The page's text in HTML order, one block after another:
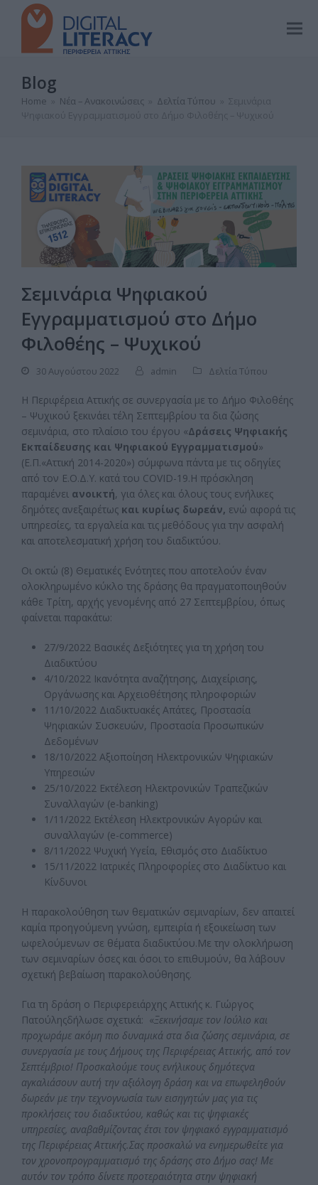
Blog
Home Νέα – Ανακοινώσεις Δελτία Τύπου
Σεμινάρια Ψηφιακού
Εγγραμματισμού στο Δήμο
Φιλοθέης – Ψυχικού
30 Αυγούστου 2022 admin Δελτία Τύπου
H Περιφέρεια Αττικής σε συνεργασία με το Δήμο Φιλοθέης
– Ψυχικού ξεκινάει τέλη Σεπτεμβρίου τα δια ζώσης
σεμινάρια, στο πλαίσιο του έργου «Δράσεις Ψηφιακής
Εκπαίδευσης και Ψηφιακού Εγγραμματισμού»
(Ε.Π.«Αττική 2014-2020») σύμφωνα πάντα με τις οδηγίες
από τον Ε.Ο.Δ.Υ. κατά του COVID-19.Η πρόσκληση
παραμένει ανοικτή, για όλες και όλους τους ενήλικες
δημότες ανεξαιρέτως και κυρίως δωρεάν, ενώ αφορά τις
υπηρεσίες, τα εργαλεία και τις μεθόδους για την ασφαλή
και αποτελεσματική χρήση του διαδικτύου.
Οι οκτώ (8) Θεματικές Ενότητες που αποτελούν έναν
ολοκληρωμένο κύκλο της δράσης θα πραγματοποιηθούν
κάθε Τρίτη, αρχής γενομένης από 27 Σεπτεμβρίου, όπως
φαίνεται παρακάτω:
27/9/2022 Βασικές Δεξιότητες για τη χρήση του
Διαδικτύου
4/10/2022 Ικανότητα αναζήτησης, Διαχείρισης,
Οργάνωσης και Αρχειοθέτησης πληροφοριών
11/10/2022 Διαδικτυακές Απάτες, Προστασία
Ψηφιακών Συσκευών, Προστασία Προσωπικών
Δεδομένων
18/10/2022 Αξιοποίηση Ηλεκτρονικών Ψηφιακών
Υπηρεσιών
25/10/2022 Εκτέλεση Ηλεκτρονικών Τραπεζικών
Συναλλαγών (e-banking)
1/11/2022 Εκτέλεση Ηλεκτρονικών Αγορών και
συναλλαγών (e-commerce)
8/11/2022 Ψυχική Υγεία, Εθισμός στο Διαδίκτυο
15/11/2022 Ιατρικές Πληροφορίες στο Διαδίκτυο και
Κίνδυνοι
Η παρακολούθηση των θεματικών σεμιναρίων, δεν απαιτεί
καμία προηγούμενη γνώση, εμπειρία ή εξοικείωση των
ωφελούμενων σε θέματα διαδικτύου.Με την ολοκλήρωση
των σεμιναρίων όσες και όσοι το επιθυμούν, θα λάβουν
σχετική βεβαίωση παρακολούθησης.
Για τη δράση ο Περιφερειάρχης Αττικής κ. Γιώργος
Πατούληςδήλωσε σχετικά: «Ξεκινήσαμε τον Ιούλιο και
προχωράμε ακόμη πιο δυναμικά στα δια ζώσης σεμινάρια, σε
συνεργασία με τους Δήμους της Περιφέρειας Αττικής, από τον
Σεπτέμβριο! Προσκαλούμε τους ενήλικους δημότεςνα
αγκαλιάσουν αυτή την αξιόλογη δράση και να επωφεληθούν
δωρεάν με την τεχνογνωσία των εισηγητών μας για τις
προκλήσεις του διαδικτύου, καθώς και τις ψηφιακές
υπηρεσίες, αναβαθμίζοντας έτσι τον ψηφιακό εγγραμματισμό
της Περιφέρειας Αττικής.Σας προσκαλώ να ενημερωθείτε για
τον χρονοπρογραμματισμό της δράσης στο Δήμο σας! Με
αυτόν τον τρόπο δίνετε προτεραιότητα στην ψηφιακή